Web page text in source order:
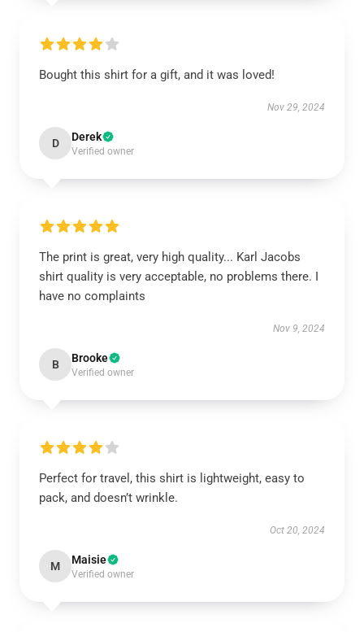
Bought this shirt for a gift, and it was loved!
Nov 29, 2024
D Derek
Verified owner
The print is great, very high quality... Karl Jacobs
shirt quality is very acceptable, no problems there. I
have no complaints
Nov 9, 2024
B Brooke
Verified owner
Perfect for travel, this shirt is lightweight, easy to
pack, and doesn’t wrinkle.
Oct 20, 2024
M Maisie
Verified owner